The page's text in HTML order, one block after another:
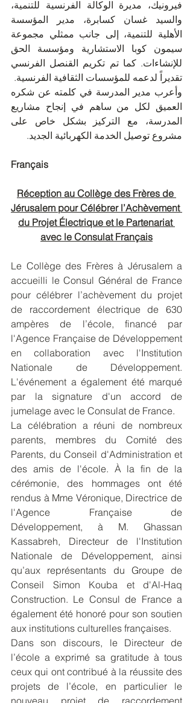
تقديراً لدعمه للمؤسسات الثقافية الفرنسية.
مشروع توصيل الخدمة الكهربائية الجديد.
Français
Réception au Collège des Frères de
Jérusalem pour Célébrer l’Achèvement
du Projet Électrique et le Partenariat
avec le Consulat Français
Le Collège des Frères à Jérusalem a
accueilli le Consul Général de France
pour célébrer l’achèvement du projet
de raccordement électrique de 630
ampères de l’école, financé par
l'Agence Française de Développement
en collaboration avec l'Institution
Nationale de Développement.
L'événement a également été marqué
par la signature d'un accord de
jumelage avec le Consulat de France.
La célébration a réuni de nombreux
parents, membres du Comité des
Parents, du Conseil d'Administration et
des amis de l'école. À la fin de la
cérémonie, des hommages ont été
rendus à Mme Véronique, Directrice de
l'Agence Française de
Développement, à M. Ghassan
Kassabreh, Directeur de l'Institution
Nationale de Développement, ainsi
qu’aux représentants du Groupe de
Conseil Simon Kouba et d'Al-Haq
Construction. Le Consul de France a
également été honoré pour son soutien
aux institutions culturelles françaises.
Dans son discours, le Directeur de
l’école a exprimé sa gratitude à tous
ceux qui ont contribué à la réussite des
projets de l’école, en particulier le
nouveau projet de raccordement